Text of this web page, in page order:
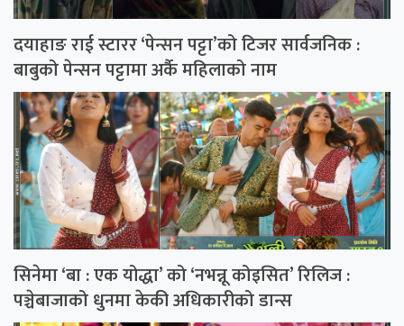
दयाहाङ राई स्टारर ‘पेन्सन पट्टा’को टिजर सार्वजनिक :
बाबुको पेन्सन पट्टामा अर्कै महिलाको नाम
सिनेमा ‘बा : एक योद्धा’ को ‘नभन्नू कोइसित’ रिलिज :
पञ्चेबाजाको धुनमा केकी अधिकारीको डान्स